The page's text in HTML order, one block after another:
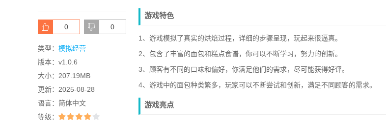
0 0
类型： 模拟经营
版本： v1.0.6
大小： 207.19MB
更新： 2025-08-28
语言： 简体中文
等级：
游戏特色
1、游戏模拟了真实的烘焙过程，详细的步骤呈现，玩起来很逼真。
2、包含了丰富的面包和糕点食谱，你可以不断学习，努力的创新。
3、顾客有不同的口味和偏好，你满足他们的需求，尽可能获得好评。
4、游戏中的面包种类繁多，玩家可以不断尝试和创新，满足不同顾客的需求。
游戏亮点